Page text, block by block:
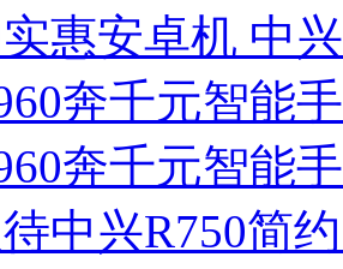
惠安卓机 中
奔千元智能
奔千元智能
中兴R750简